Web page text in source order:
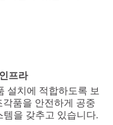
프라
설치에 적합하도록 보
품을 안전하게 공중
을 갖추고 있습니다.